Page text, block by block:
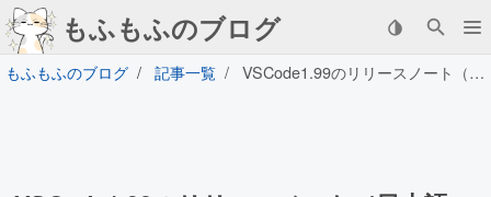
もふもふのブログ
もふもふのブログ 記事一覧 VSCode1.99のリリースノート（日本語訳）